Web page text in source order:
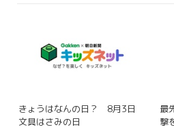
きょうはなんの日？ 8月3日
文具はさみの日
最
撃